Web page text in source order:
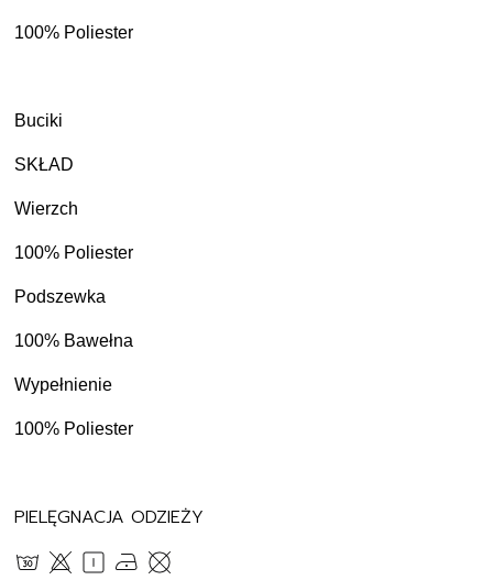
100% Poliester
Buciki
SKŁAD
Wierzch
100% Poliester
Podszewka
100% Bawełna
Wypełnienie
100% Poliester
PIELĘGNACJA ODZIEŻY